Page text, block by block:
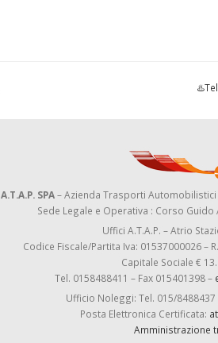
A.T.A.P. SPA– Azienda Trasporti Automobilistici
Sede Legale e Operativa : Corso Guido
Uffici A.T.A.P. – Atrio
Codice Fiscale/Partita Iva: 01537000026 –
Capitale Sociale €
Tel. 0158488411 – Fax 015401398 –
Ufficio Noleggi: Tel. 015/8488437
Posta Elettronica Certificata:
Amministrazione